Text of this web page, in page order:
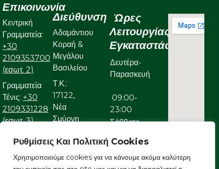
Ρυθμίσεις Και Πολιτική Cookies
Χρησιμοποιούμε cookies για να κάνουμε ακόμα καλύτερη
Επικοινωνία
Κεντρική
Γραμματεία:
+30
2109353700
(εσωτ. 2)
Γραμματεία
Τένις: +30
2109331228
(εσωτ. 3)
Γραμματεία
Κολυμβητικού:
+30
Διεύθυνση
Αδαμάντιου
Κοραή &
Μεγάλου
Βασιλείου
Τ.Κ.:
17122,
Νέα
Σμύρνη
Ώρες
Λειτουργίας
Εγκαταστάσεων
Δευτέρα-
Παρασκευή
09:00-
23:00
Σάββατο
09:00-
22:00